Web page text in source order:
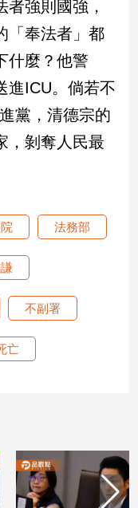
強則國強，
「奉法者」都
什麼？他警
進ICU。倘若不
黨，清德宗的
，剝奪人民最
法務部
不副署
亡